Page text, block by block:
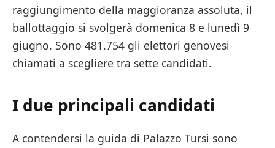
raggiungimento della maggioranza assoluta, il
ballottaggio si svolgerà domenica 8 e lunedì 9
giugno. Sono 481.754 gli elettori genovesi
chiamati a scegliere tra sette candidati.
I due principali candidati
A contendersi la guida di Palazzo Tursi sono